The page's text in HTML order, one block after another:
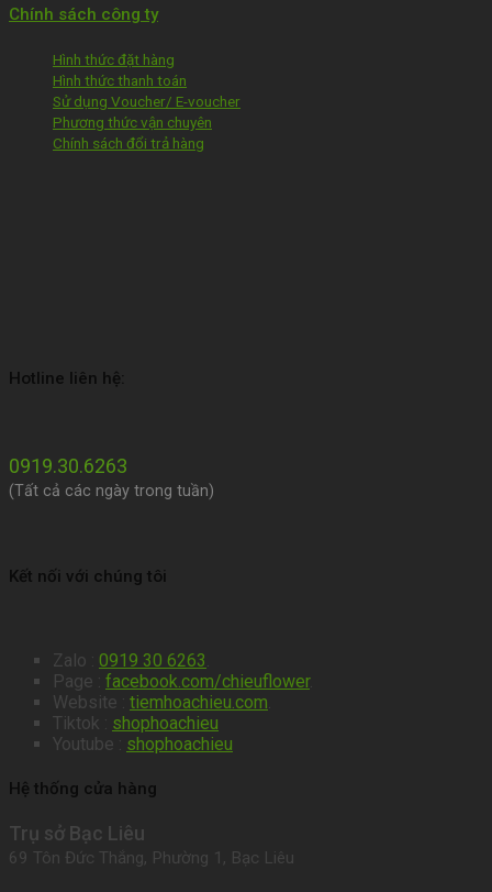
Chính sách công ty
Hình thức đặt hàng
Hình thức thanh toán
Sử dụng Voucher/ E-voucher
Phương thức vận chuyên
Chính sách đổi trả hàng
Hotline liên hệ:
0919.30.6263
(Tất cả các ngày trong tuần)
Kết nối với chúng tôi
Zalo : 0919 30 6263
Page : facebook.com/chieuflower.
Website : tiemhoachieu.com
Tiktok : shophoachieu
Youtube : shophoachieu
Hệ thống cửa hàng
Trụ sở Bạc Liêu
69 Tôn Đức Thắng, Phường 1, Bạc Liêu